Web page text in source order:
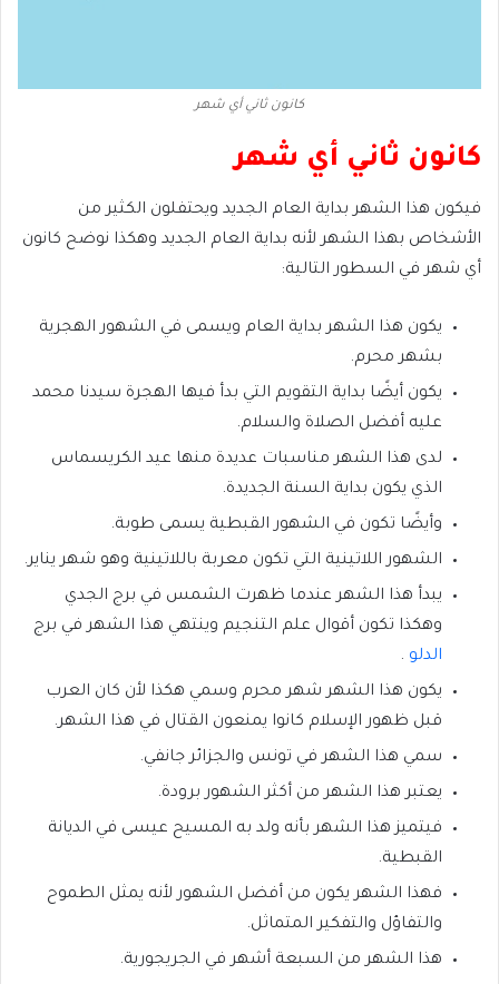
كانون ثاني أي شهر
كانون ثاني أي شهر
فيكون هذا الشهر بداية العام الجديد ويحتفلون الكثير من
الأشخاص بهذا الشهر لأنه بداية العام الجديد وهكذا نوضح كانون
أي شهر في السطور التالية:
يكون هذا الشهر بداية العام ويسمى في الشهور الهجرية
بشهر محرم.
يكون أيضًا بداية التقويم التي بدأ فيها الهجرة سيدنا محمد
عليه أفضل الصلاة والسلام.
لدى هذا الشهر مناسبات عديدة منها عيد الكريسماس
الذي يكون بداية السنة الجديدة.
وأيضًا تكون في الشهور القبطية يسمى طوبة.
الشهور اللاتينية التي تكون معربة باللاتينية وهو شهر يناير.
يبدأ هذا الشهر عندما ظهرت الشمس في برج الجدي
وهكذا تكون أقوال علم التنجيم وينتهي هذا الشهر في برج
الدلو .
يكون هذا الشهر شهر محرم وسمي هكذا لأن كان العرب
قبل ظهور الإسلام كانوا يمنعون القتال في هذا الشهر.
سمي هذا الشهر في تونس والجزائر جانفي.
يعتبر هذا الشهر من أكثر الشهور برودة.
فيتميز هذا الشهر بأنه ولد به المسيح عيسى في الديانة
القبطية.
فهذا الشهر يكون من أفضل الشهور لأنه يمثل الطموح
والتفاؤل والتفكير المتماثل.
هذا الشهر من السبعة أشهر في الجريجورية.